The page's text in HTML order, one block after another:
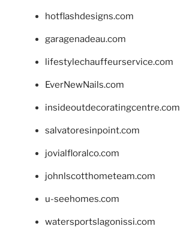
hotflashdesigns.com
garagenadeau.com
lifestylechauffeurservice.com
EverNewNails.com
insideoutdecoratingcentre.com
salvatoresinpoint.com
jovialfloralco.com
johnlscotthometeam.com
u-seehomes.com
watersportslagonissi.com